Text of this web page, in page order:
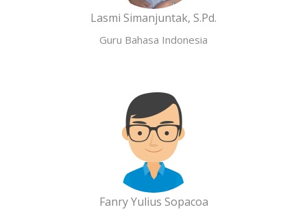
Lasmi Simanjuntak, S.Pd.
Guru Bahasa Indonesia
Fanry Yulius Sopacoa